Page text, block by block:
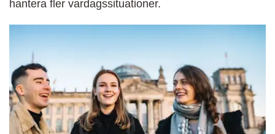
hantera fler vardagssituationer.